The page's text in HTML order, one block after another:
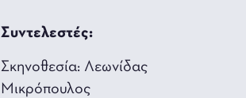
Συντελεστές:
Σκηνοθεσία: Λεωνίδας
Μικρόπουλος